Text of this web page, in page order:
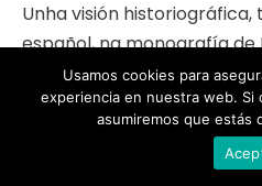
Unha visión
español, na monografía de
comuneiros e carbonarios,
E aínda que se trate
referencias aos
presenza en Galicia,
Usamos cookies para
experiencia en nuestra web.
asumiremos que estás